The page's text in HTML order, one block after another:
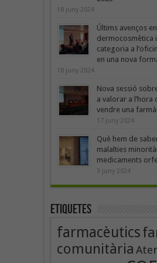
18 juny 2024
Últims avenços en
dermocosmètica
categoria a
en una nova
18 juny 2024
Nova sessió
a valorar a
vendre una
17 juny 2024
Què hem de
malalties
medicaments
3 juny 2024
Etiquetes
farmacèutics
comunitària